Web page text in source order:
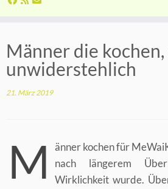
Inhalt
Männer die kochen,
unwiderstehlich
21. März 2019
M
änner kochen für
nach längerem
Wirklichkeit wurde.